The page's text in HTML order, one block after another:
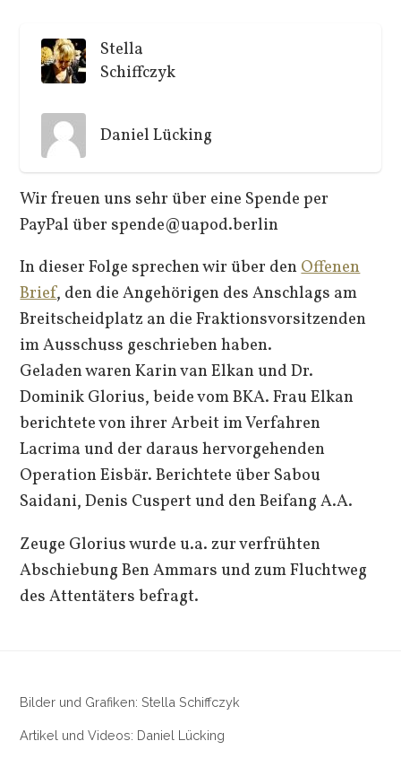
Stella
Schiffczyk
Daniel Lücking
Wir freuen uns sehr über eine Spende per
PayPal über spende@uapod.berlin
In dieser Folge sprechen wir über denOffenen
Brief, den die Angehörigen des Anschlags am
Breitscheidplatz an die Fraktionsvorsitzenden
im Ausschuss geschrieben haben.
Geladen waren Karin van Elkan und Dr.
Dominik Glorius, beide vom BKA. Frau Elkan
berichtete von ihrer Arbeit im Verfahren
Lacrima und der daraus hervorgehenden
Operation Eisbär. Berichtete über Sabou
Saidani, Denis Cuspert und den Beifang A.A.
Zeuge Glorius wurde u.a. zur verfrühten
Abschiebung Ben Ammars und zum Fluchtweg
des Attentäters befragt.
Bilder und Grafiken: Stella Schiffczyk
Artikel und Videos: Daniel Lücking